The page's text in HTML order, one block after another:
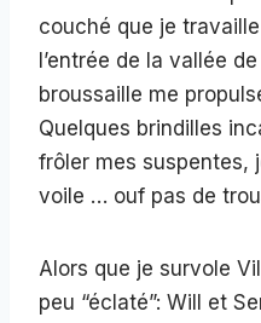
couché que je
l’entrée de la vallée
broussaille me
Quelques brindilles
frôler mes suspentes,
voile … ouf pas de
Alors que je survole
peu “éclaté”: Will et